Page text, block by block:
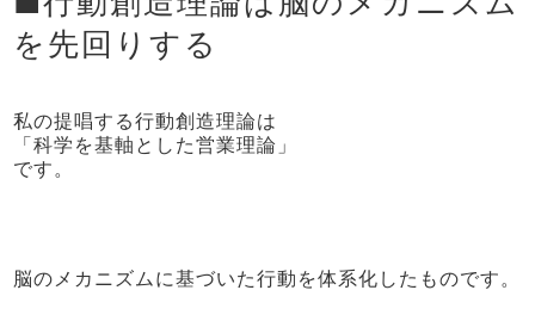
を先回りする
私の提唱する行動創造理論は
「科学を基軸とした営業理論」
です。
脳のメカニズムに基づいた行動を体系化したものです。